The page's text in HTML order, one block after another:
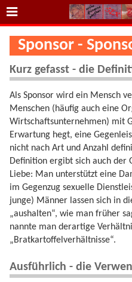
Sponsor -
Kurz gefasst - die
Als Sponsor wird ein Mensch
Menschen (häufig auch eine
Wirtschaftsunternehmen) mit
Erwartung hegt, eine
nicht nach Art und Anzahl
Definition ergibt sich auch der
Liebe: Man unterstützt eine
im Gegenzug sexuelle
junge) Männer lassen sich in
„aushalten“, wie man früher
nannte man derartige
„Bratkartoffelverhältnisse“.
Ausführlich - die